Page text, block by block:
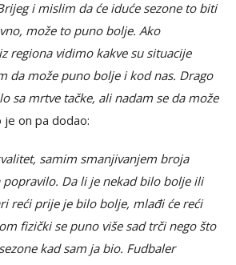
i mislim da će iduće sezone to biti
može to puno bolje. Ako
regiona vidimo kakve su situacije
da može puno bolje i kod nas. Drago
sa mrtve tačke, ali nadam se da može
je on pa dodao:
samim smanjivanjem broja
popravilo. Da li je nekad bilo bolje ili
reći prije je bilo bolje, mlađi će reći
fizički se puno više sad trči nego što
kad sam ja bio. Fudbaler